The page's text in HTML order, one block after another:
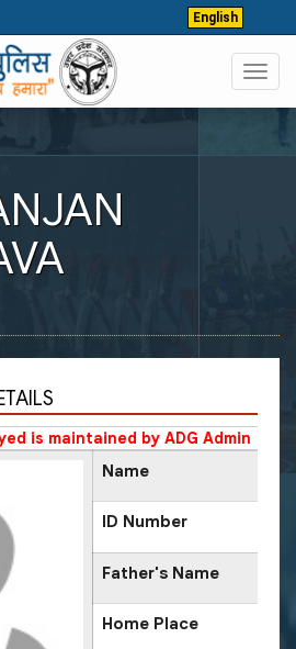
English
is maintained by ADG Admin
Name
ID Number
Father's Name
Home Place